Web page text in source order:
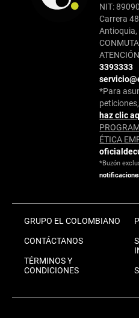
NIT:
Carrera
Antioquia,
3393333
*Para
haz clic
ÉTICA
*Buzón
GRUPO EL COLOMBIANO
CONTÁCTANOS
TÉRMINOS Y
CONDICIONES